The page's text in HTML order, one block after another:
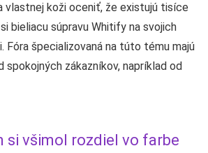
vlastnej koži oceniť, že existujú tisíce
bieliacu súpravu Whitify na svojich
Fóra špecializovaná na túto tému majú
zákazníkov, napríklad od
si všimol rozdiel vo farbe